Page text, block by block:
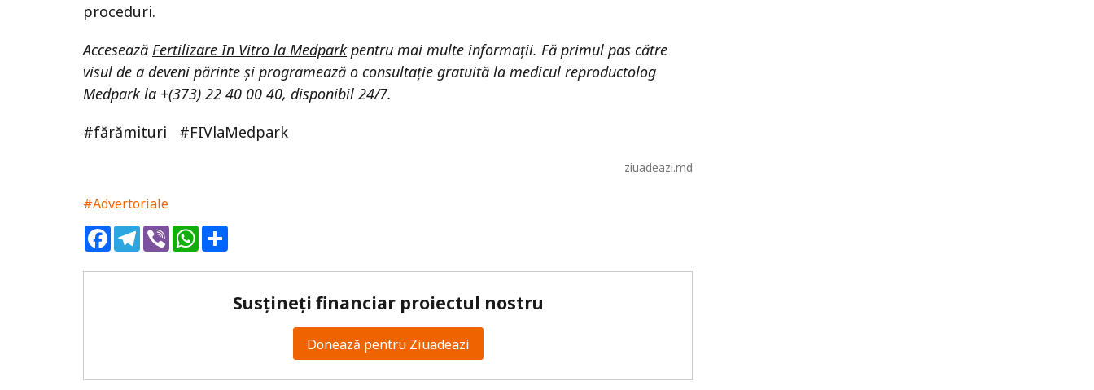
proceduri.
Accesează Fertilizare In Vitro la Medparkpentru mai multe informații. Fă primul pas către
visul de a deveni părinte și programează o consultație gratuită la medicul reproductolog
Medpark la +(373) 22 40 00 40, disponibil 24/7.
#fărămituri #FIVlaMedpark
ziuadeazi.md
#Advertoriale
FacebookTelegram
ViberWhatsApp
Susțineți financiar proiectul nostru
Donează pentru Ziuadeazi